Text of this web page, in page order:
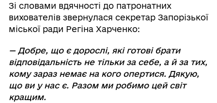
Зі словами вдячності до патронатних
вихователів звернулася секретар Запорізької
міської ради Регіна Харченко:
— Добре, що є дорослі, які готові брати
відповідальність не тільки за себе, а й за тих,
кому зараз немає на кого опертися. Дякую,
що ви у нас є. Разом ми робимо цей світ
кращим.